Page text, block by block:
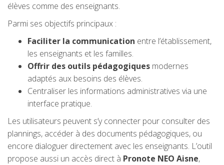
élèves comme des enseignants.
Parmi ses objectifs principaux :
Faciliter la communication entre l’établissement,
les enseignants et les familles.
Offrir des outils pédagogiques modernes
adaptés aux besoins des élèves.
Centraliser les informations administratives via une
interface pratique.
Les utilisateurs peuvent s’y connecter pour consulter des
plannings, accéder à des documents pédagogiques, ou
encore dialoguer directement avec les enseignants. L’outil
propose aussi un accès direct à Pronote NEO Aisne,